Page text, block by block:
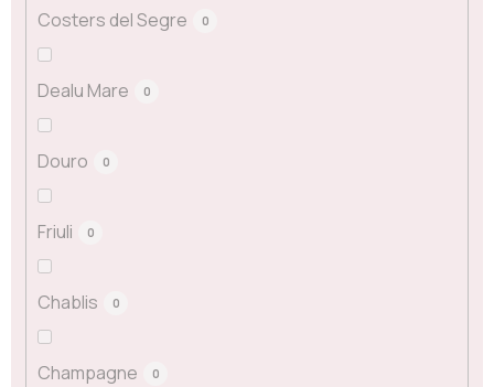
Costers del Segre 0
Dealu Mare 0
Douro 0
Friuli 0
Chablis 0
Champagne 0